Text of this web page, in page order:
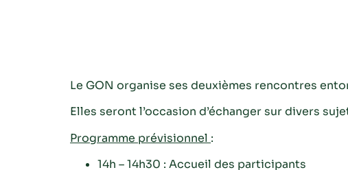
Le GON organise ses deuxièmes rencontres
Elles seront l’occasion d’échanger sur divers
Programme prévisionnel :
14h – 14h30 : Accueil des participants